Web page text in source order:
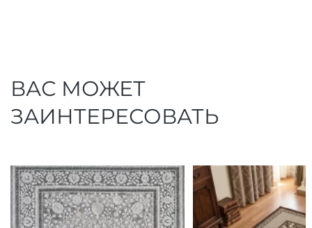
ВАС МОЖЕТ
ЗАИНТЕРЕСОВАТЬ